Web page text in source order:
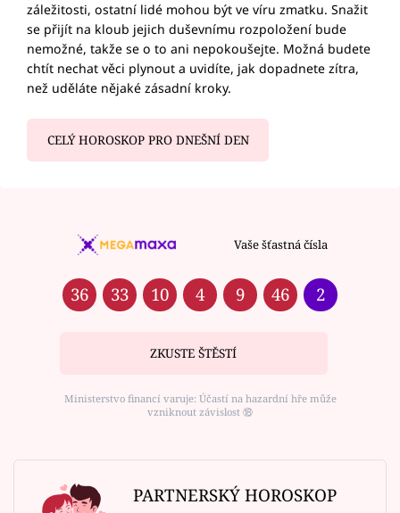
záležitosti, ostatní lidé mohou být ve víru zmatku. Snažit
se přijít na kloub jejich duševnímu rozpoložení bude
nemožné, takže se o to ani nepokoušejte. Možná budete
chtít nechat věci plynout a uvidíte, jak dopadnete zítra,
než uděláte nějaké zásadní kroky.
CELÝ HOROSKOP PRO DNEŠNÍ DEN
Vaše šťastná čísla
36 33 10 4 9 46 2
ZKUSTE ŠTĚSTÍ
Ministerstvo financí varuje: Účastí na hazardní hře může
vzniknout závislost ⑱
PARTNERSKÝ HOROSKOP